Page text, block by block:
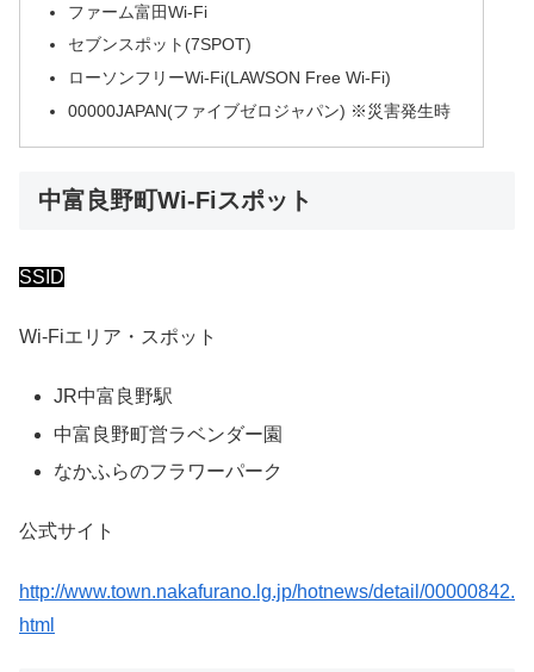
ファーム富田Wi-Fi
セブンスポット(7SPOT)
ローソンフリーWi-Fi(LAWSON Free Wi-Fi)
00000JAPAN(ファイブゼロジャパン) ※災害発生時
中富良野町Wi-Fiスポット
SSID
Wi-Fiエリア・スポット
JR中富良野駅
中富良野町営ラベンダー園
なかふらのフラワーパーク
公式サイト
http://www.town.nakafurano.lg.jp/hotnews/detail/00000842.
html